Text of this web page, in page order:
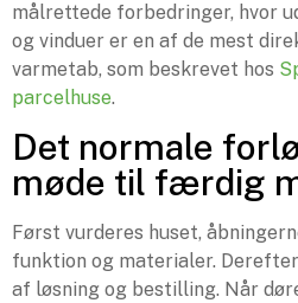
målrettede forbedringer, hvor
og vinduer er en af de mest
varmetab, som beskrevet hos
parcelhuse.
Det normale
møde til færdig
Først vurderes huset,
funktion og materialer.
af løsning og bestilling. Når